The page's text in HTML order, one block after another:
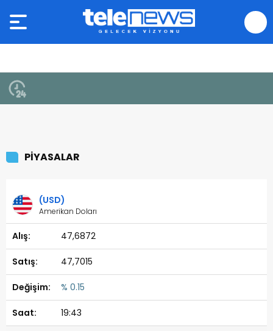
PİYASALAR
(USD)
Amerikan Doları
47,6872
47,7015
% 0.15
19:43